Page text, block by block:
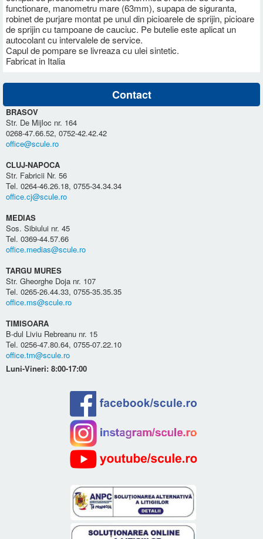
functionare, manometru mare (63mm), supapa de siguranta,
robinet de purjare montat pe unul din picioarele de sprijin, picioare
de sprijin cu tampoane de cauciuc. Pe butelie este aplicat un
autocolant cu intervalele de service.
Capul de pompare se livreaza cu ulei sintetic.
Fabricat in Italia
Contact
BRASOV
Str. De Mijloc nr. 164
0268-47.66.52, 0752-42.42.42
office@scule.ro
CLUJ-NAPOCA
Str. Fabricii Nr. 56
Tel. 0264-46.26.18, 0755-34.34.34
office.cj@scule.ro
MEDIAS
Sos. Sibiului nr. 45
Tel. 0369-44.57.66
office.medias@scule.ro
TARGU MURES
Str. Gheorghe Doja nr. 107
Tel. 0265-26.44.33, 0755-35.35.35
office.ms@scule.ro
TIMISOARA
B-dul Liviu Rebreanu nr. 15
Tel. 0256-47.80.64, 0755-07.22.10
office.tm@scule.ro
Luni-Vineri: 8:00-17:00